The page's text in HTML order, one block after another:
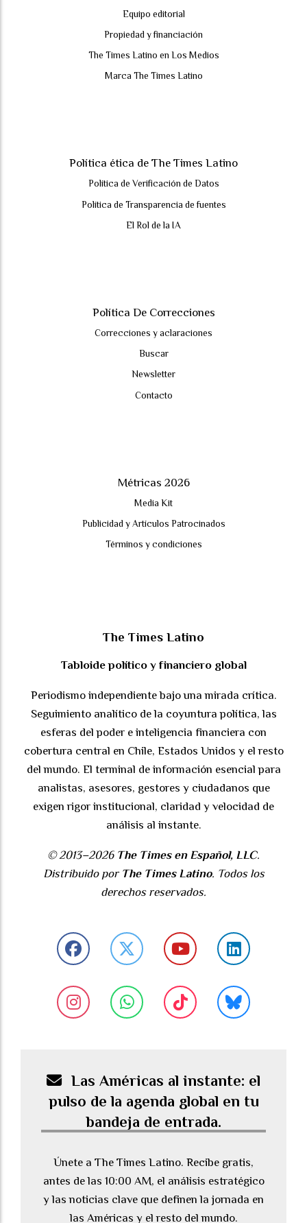
Equipo editorial
Propiedad y financiación
The Times Latino en Los Medios
Marca The Times Latino
Política ética de The Times Latino
Política de Verificación de Datos
Política de Transparencia de fuentes
El Rol de la IA
Política De Correcciones
Correcciones y aclaraciones
Buscar
Newsletter
Contacto
Métricas 2026
Media Kit
Publicidad y Artículos Patrocinados
Términos y condiciones
The Times Latino
Tabloide político y financiero global
Periodismo independiente bajo una mirada crítica.
Seguimiento analítico de la coyuntura política, las
esferas del poder e inteligencia financiera con
cobertura central en Chile, Estados Unidos y el resto
del mundo. El terminal de información esencial para
analistas, asesores, gestores y ciudadanos que
exigen rigor institucional, claridad y velocidad de
análisis al instante.
© 2013–2026 The Times en Español, LLC.
Distribuido por The Times Latino. Todos los
derechos reservados.
Las Américas al instante: el
pulso de la agenda global en tu
bandeja de entrada.
Únete a The Times Latino. Recibe gratis,
antes de las 10:00 AM, el análisis estratégico
y las noticias clave que definen la jornada en
las Américas y el resto del mundo.